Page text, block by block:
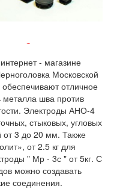
Заглушки
- магазине
Московской
отличное
шва против
Электроды АНО-4
стыковых, угловых
от 3 до 20 мм. Также
от 2.5 кг для
" Мр - 3с " от 5кг. С
можно создавать
соединения.